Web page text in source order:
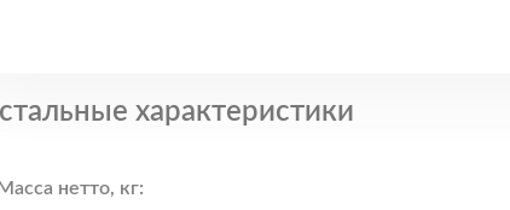
характеристики
Масса нетто, кг: